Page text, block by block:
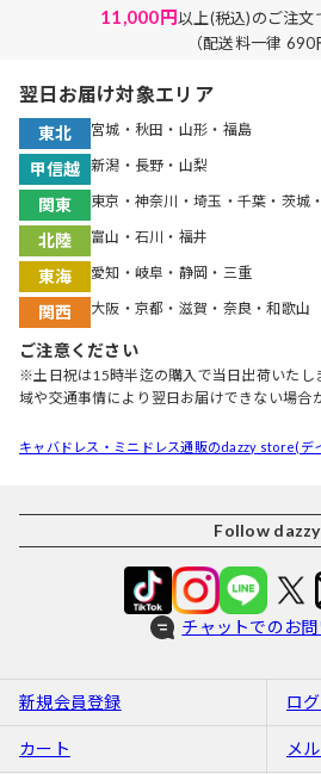
11,000円以上(税込)のご注文
（配送料一律 690
翌日お届け対象エリア
東北 宮城・秋田・山形・福島
甲信越 新潟・長野・山梨
関東 東京・神奈川・埼玉・千葉・茨城
北陸 富山・石川・福井
東海 愛知・岐阜・静岡・三重
関西 大阪・京都・滋賀・奈良・和歌山
ご注意ください
※土日祝は15時半迄の購入で当日出荷いたし
域や交通事情により翌日お届けできない場合
キャバドレス・ミニドレス通販のdazzy store(デ
Follow dazzy
チャットでのお
新規会員登録 ロ
カート メ